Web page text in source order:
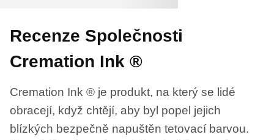
Recenze Společnosti
Cremation Ink ®
Cremation Ink ® je produkt, na který se lidé
obracejí, když chtějí, aby byl popel jejich
blízkých bezpečně napuštěn tetovací barvou.